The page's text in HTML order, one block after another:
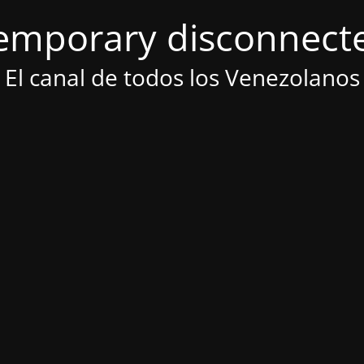
El canal de todos los Venezolanos